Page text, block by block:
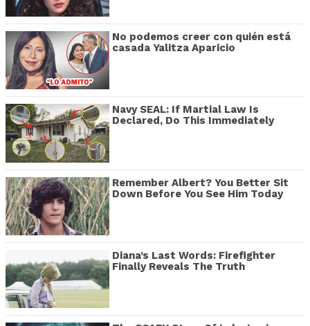
No podemos creer con quién está
casada Yalitza Aparicio
Navy SEAL: If Martial Law Is
Declared, Do This Immediately
Remember Albert? You Better Sit
Down Before You See Him Today
Diana’s Last Words: Firefighter
Finally Reveals The Truth